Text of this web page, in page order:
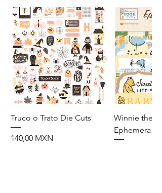
Truco o Trato Die Cuts
Precio
140,00 MXN
Winnie the
Ephemera